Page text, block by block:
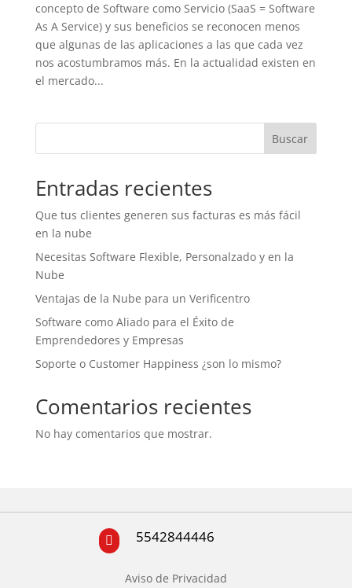
concepto de Software como Servicio (SaaS = Software
As A Service) y sus beneficios se reconocen menos
que algunas de las aplicaciones a las que cada vez
nos acostumbramos más. En la actualidad existen en
el mercado...
Buscar
Entradas recientes
Que tus clientes generen sus facturas es más fácil
en la nube
Necesitas Software Flexible, Personalzado y en la
Nube
Ventajas de la Nube para un Verificentro
Software como Aliado para el Éxito de
Emprendedores y Empresas
Soporte o Customer Happiness ¿son lo mismo?
Comentarios recientes
No hay comentarios que mostrar.
 5542844446
Aviso de Privacidad